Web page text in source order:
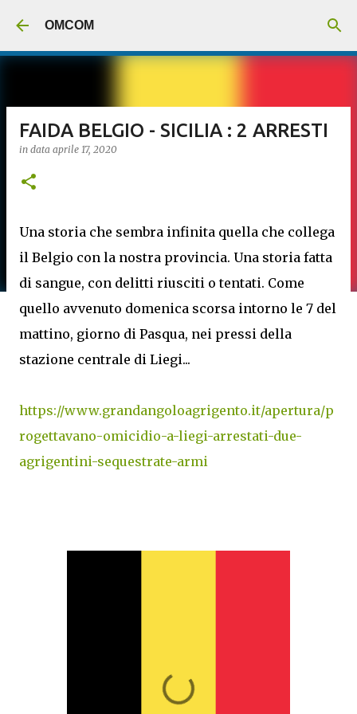
OMCOM
FAIDA BELGIO - SICILIA : 2 ARRESTI
in data aprile 17, 2020
Una storia che sembra infinita quella che collega
il Belgio con la nostra provincia. Una storia fatta
di sangue, con delitti riusciti o tentati. Come
quello avvenuto domenica scorsa intorno le 7 del
mattino, giorno di Pasqua, nei pressi della
stazione centrale di Liegi...
https://www.grandangoloagrigento.it/apertura/p
rogettavano-omicidio-a-liegi-arrestati-due-
agrigentini-sequestrate-armi